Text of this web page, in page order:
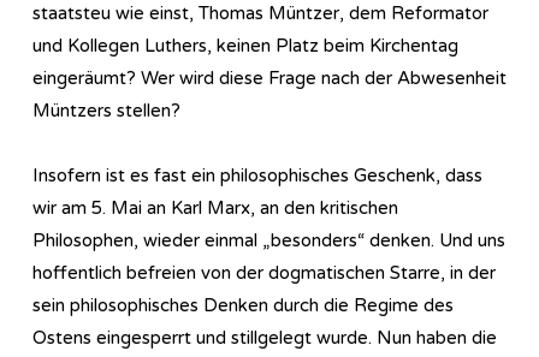
staatsteu wie einst, Thomas Müntzer, dem Reformator
und Kollegen Luthers, keinen Platz beim Kirchentag
eingeräumt? Wer wird diese Frage nach der Abwesenheit
Müntzers stellen?
Insofern ist es fast ein philosophisches Geschenk, dass
wir am 5. Mai an Karl Marx, an den kritischen
Philosophen, wieder einmal „besonders“ denken. Und uns
hoffentlich befreien von der dogmatischen Starre, in der
sein philosophisches Denken durch die Regime des
Ostens eingesperrt und stillgelegt wurde. Nun haben die